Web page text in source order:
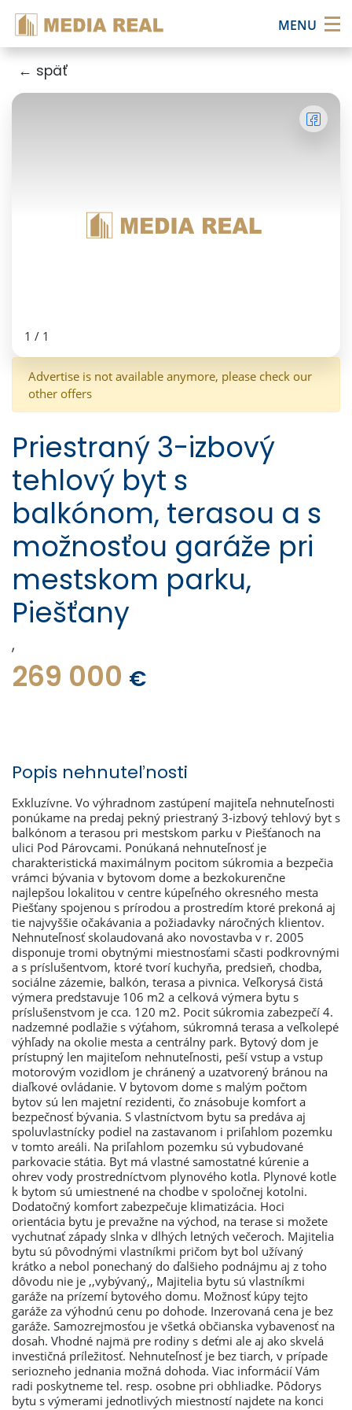
MENU×
← späť
1 / 1
Advertise is not available anymore, please check our
other offers
Priestraný 3-izbový
tehlový byt s
balkónom, terasou a s
možnosťou garáže pri
mestskom parku,
Piešťany
,
269 000 €
Popis nehnuteľnosti
Exkluzívne. Vo výhradnom zastúpení majiteľa nehnuteľnosti
ponúkame na predaj pekný priestraný 3-izbový tehlový byt s
balkónom a terasou pri mestskom parku v Piešťanoch na
ulici Pod Párovcami. Ponúkaná nehnuteľnosť je
charakteristická maximálnym pocitom súkromia a bezpečia
vrámci bývania v bytovom dome a bezkokurenčne
najlepšou lokalitou v centre kúpeľného okresného mesta
Piešťany spojenou s prírodou a prostredím ktoré prekoná aj
tie najvyššie očakávania a požiadavky náročných klientov.
Nehnuteľnosť skolaudovaná ako novostavba v r. 2005
disponuje tromi obytnými miestnosťami sčasti podkrovnými
a s príslušentvom, ktoré tvorí kuchyňa, predsieň, chodba,
sociálne zázemie, balkón, terasa a pivnica. Veľkorysá čistá
výmera predstavuje 106 m2 a celková výmera bytu s
príslušenstvom je cca. 120 m2. Pocit súkromia zabezpečí 4.
nadzemné podlažie s výťahom, súkromná terasa a veľkolepé
výhľady na okolie mesta a centrálny park. Bytový dom je
prístupný len majiteľom nehnuteľnosti, peší vstup a vstup
motorovým vozidlom je chránený a uzatvorený bránou na
diaľkové ovládanie. V bytovom dome s malým počtom
bytov sú len majetní rezidenti, čo znásobuje komfort a
bezpečnosť bývania. S vlastníctvom bytu sa predáva aj
spoluvlastnícky podiel na zastavanom i priľahlom pozemku
v tomto areáli. Na priľahlom pozemku sú vybudované
parkovacie státia. Byt má vlastné samostatné kúrenie a
ohrev vody prostredníctvom plynového kotla. Plynové kotle
k bytom sú umiestnené na chodbe v spoločnej kotolni.
Dodatočný komfort zabezpečuje klimatizácia. Hoci
orientácia bytu je prevažne na východ, na terase si možete
vychutnať západy slnka v dlhých letných večeroch. Majitelia
bytu sú pôvodnými vlastníkmi pričom byt bol užívaný
krátko a nebol ponechaný do ďalšieho podnájmu aj z toho
dôvodu nie je ,,vybývaný,, Majitelia bytu sú vlastníkmi
garáže na prízemí bytového domu. Možnosť kúpy tejto
garáže za výhodnú cenu po dohode. Inzerovaná cena je bez
garáže. Samozrejmosťou je všetká občianska vybavenosť na
dosah. Vhodné najmä pre rodiny s deťmi ale aj ako skvelá
investičná príležitosť. Nehnuteľnosť je bez tiarch, v prípade
seriozneho jednania možná dohoda. Viac informácií Vám
radi poskytneme tel. resp. osobne pri obhliadke. Pôdorys
bytu s výmerami jednotlivých miestností najdete na konci